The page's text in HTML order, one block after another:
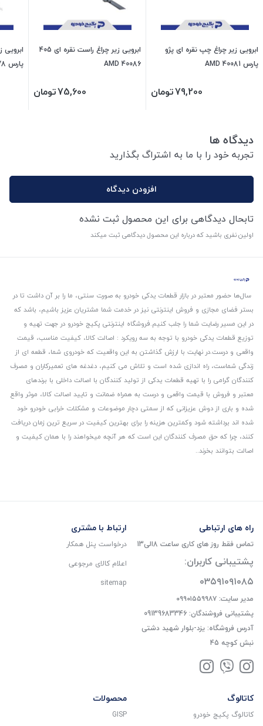
ابرویی زیر چراغ چپ نقره ای پژو
پارس 40081 AMD
79,200تومان
ابرویی زیر چراغ راست نقره ای 405
40086 AMD
75,600تومان
پارس 40078 AMD
دیدگاه ها
تجربه خود را با ما به اشتراگ بگذارید
افزودن دیدگاه
تابحال دیدگاهی برای این محصول ثبت نشده
اولین نفری باشید که درباره این محصول دیدگاهی ثبت میکند
سال‌ها حضور معتبر در بازار قطعات یدکی خودرو به صورت سنتی، ما را بر آن داشت تا در
بستر فضای مجازی و فروش اینترنتی نیز در خدمت شما مشتریان عزیز باشیم، باشد که
در این مسیر رضایت شما را جلب کنیم.فروشگاه اینترنتی پکیج خودرو در جهت تهیه و
توزیع قطعات یدکی خودرو با توجه به سه رویکرد : اصالت کالا، کیفیت مناسب، قیمت
واقعی و درست.در نهایت با ارزش گذاشتن به این واقعیت که خودروی شما، قطعه ای از
زندگی شماست، راه اندازی شده است و تلاش می کنیم، دغدغه های تعمیرکاران و مصرف
کنندگان گرامی را با تهیه قطعات یدکی از تولید کنندگان با اصالت داخلی با برندهای
معتبر و فروش با قیمت واقعی و درست به همراه ضمانت و تایید اصالت کالا، موثر واقع
شده و باری از دوش عزیزانی که از سمتی دچار موضوعات و مشکلات خرابی خودرو خود
شده اند برداشته شود و‌کمترین هزینه را برای بهترین کیفیت در سریع ترین زمان دریافت
کنند، چرا که حق مصرف کنندگان این است که هر آنچه میخواهند را با همان کیفیت و
اصالت بتوانند بخرند..
راه های ارتباطی
تماس فقط روز های کاری ساعت 8الی13
پشتیبانی کاربران:
۰۳۵۹۱۰۹۱۰۸۵
مدیر سایت: ۰۹۹۰۱۵۵۹۹۸۷
پشتیبانی فروشندگان: 09139683346
آدرس فروشگاه: یزد-بلوار شهید دشتی
نبش کوچه 45
ارتباط با مشتری
درخواست پنل همکار
اعلام کالای مرجوعی
sitemap
کاتالوگ
کاتالوگ پکیج خودرو
محصولات
GISP